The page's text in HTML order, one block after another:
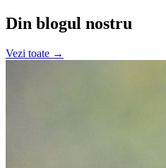
Din blogul nostru
Vezi toate →